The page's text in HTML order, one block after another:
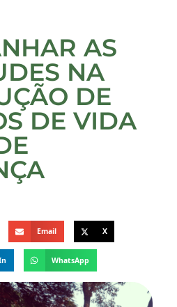
AS
NA
DE
DE VIDA
Email X
WhatsApp